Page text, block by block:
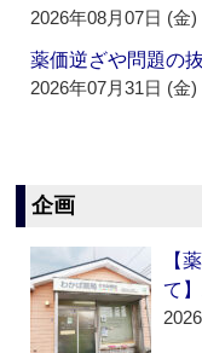
2026年08月07日 (金)
薬価逆ざや問題の
2026年07月31日 (金)
企画
【
て